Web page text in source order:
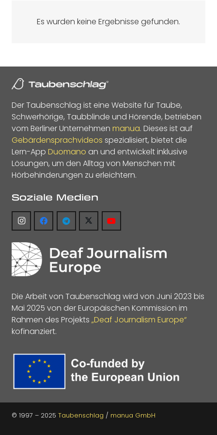
Es wurden keine Ergebnisse gefunden.
Der Taubenschlag ist eine Website für Taube,
Schwerhörige, Taubblinde und Hörende, betrieben
vom Berliner Unternehmen manua. Dieses ist auf
Gebärdensprachvideos spezialisiert, bietet die
Lern-App Duomano an und entwickelt inklusive
Lösungen, um den Alltag von Menschen mit
Hörbehinderungen zu erleichtern.
Soziale Medien
Die Arbeit von Taubenschlag wird von Juni 2023 bis
Mai 2025 von der Europäischen Kommission im
Rahmen des Projekts „Deaf Journalism Europe“
kofinanziert.
© 1997 – 2025 Taubenschlag / manua GmbH